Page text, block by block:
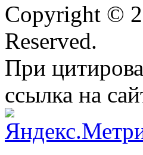
Copyright ©
Reserved.
При
ссылка на